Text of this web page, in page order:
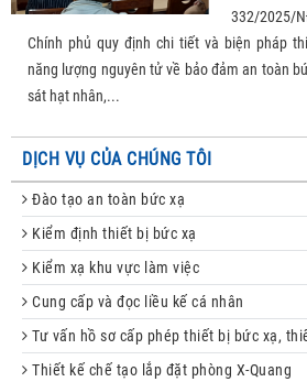
332/2025/
Chính phủ quy định chi tiết và biện pháp
năng lượng nguyên tử về bảo đảm an toàn
sát hạt nhân,...
DỊCH VỤ CỦA CHÚNG TÔI
Đào tạo an toàn bức xạ
Kiểm định thiết bị bức xạ
Kiểm xạ khu vực làm việc
Cung cấp và đọc liều kế cá nhân
Tư vấn hồ sơ cấp phép thiết bị bức xạ,
Thiết kế chế tạo lắp đặt phòng X-Quang